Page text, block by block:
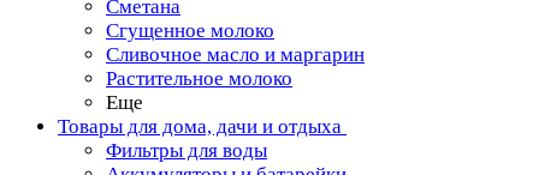
Сметана
Сгущенное молоко
Сливочное масло и маргарин
Растительное молоко
Еще
Товары для дома, дачи и отдыха
Фильтры для воды